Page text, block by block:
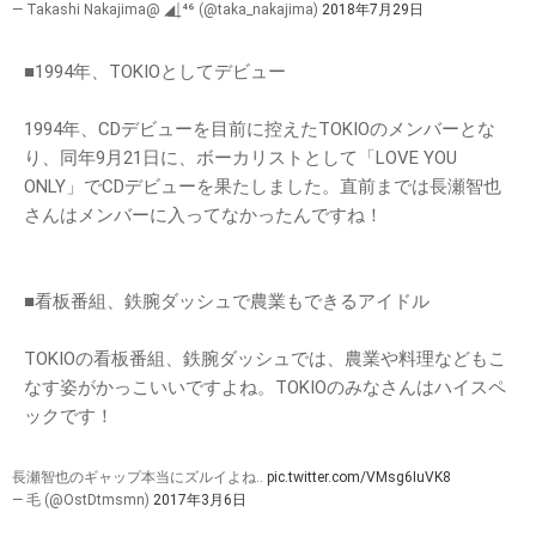
— Takashi Nakajima@ ◢͟￨⁴⁶ (@taka_nakajima) 2018年7月29日
■1994年、TOKIOとしてデビュー
1994年、CDデビューを目前に控えたTOKIOのメンバーとな
り、同年9月21日に、ボーカリストとして「LOVE YOU
ONLY」でCDデビューを果たしました。直前までは長瀬智也
さんはメンバーに入ってなかったんですね！
■看板番組、鉄腕ダッシュで農業もできるアイドル
TOKIOの看板番組、鉄腕ダッシュでは、農業や料理などもこ
なす姿がかっこいいですよね。TOKIOのみなさんはハイスペ
ックです！
長瀬智也のギャップ本当にズルイよね‥ pic.twitter.com/VMsg6IuVK8
— 毛 (@OstDtmsmn) 2017年3月6日